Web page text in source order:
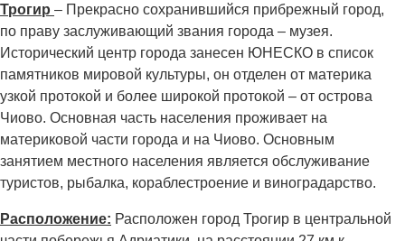
Трогир – Прекрасно сохранившийся прибрежный город,
по праву заслуживающий звания города – музея.
Исторический центр города занесен ЮНЕСКО в список
памятников мировой культуры, он отделен от материка
узкой протокой и более широкой протокой – от острова
Чиово. Основная часть населения проживает на
материковой части города и на Чиово. Основным
занятием местного населения является обслуживание
туристов, рыбалка, кораблестроение и виноградарство.
Расположение: Расположен город Трогир в центральной